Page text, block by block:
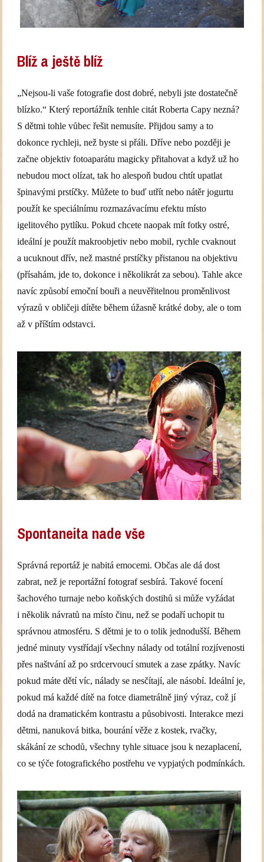
Blíž a ještě blíž
„Nejsou-li vaše fotografie dost dobré, nebyli jste dostatečně
blízko.“ Který reportážník tenhle citát Roberta Capy nezná?
S dětmi tohle vůbec řešit nemusíte. Přijdou samy a to
dokonce rychleji, než byste si přáli. Dříve nebo později je
začne objektiv fotoaparátu magicky přitahovat a když už ho
nebudou moct olízat, tak ho alespoň budou chtít upatlat
špinavými prstíčky. Můžete to buď utřít nebo nátěr jogurtu
použít ke speciálnímu rozmazávacímu efektu místo
igelitového pytlíku. Pokud chcete naopak mít fotky ostré,
ideální je použít makroobjetiv nebo mobil, rychle cvaknout
a ucuknout dřív, než mastné prstíčky přistanou na objektivu
(přísahám, jde to, dokonce i několikrát za sebou). Tahle akce
navíc způsobí emoční bouři a neuvěřitelnou proměnlivost
výrazů v obličeji dítěte během úžasně krátké doby, ale o tom
až v příštím odstavci.
Spontaneita nade vše
Správná reportáž je nabitá emocemi. Občas ale dá dost
zabrat, než je reportážní fotograf sesbírá. Takové focení
šachového turnaje nebo koňských dostihů si může vyžádat
i několik návratů na místo činu, než se podaří uchopit tu
správnou atmosféru. S dětmi je to o tolik jednodušší. Během
jedné minuty vystřídají všechny nálady od totální rozjívenosti
přes naštvání až po srdcervoucí smutek a zase zpátky. Navíc
pokud máte dětí víc, nálady se nesčítají, ale násobí. Ideální je,
pokud má každé dítě na fotce diametrálně jiný výraz, což jí
dodá na dramatickém kontrastu a působivosti. Interakce mezi
dětmi, nanuková bitka, bourání věže z kostek, rvačky,
skákání ze schodů, všechny tyhle situace jsou k nezaplacení,
co se týče fotografického postřehu ve vypjatých podmínkách.